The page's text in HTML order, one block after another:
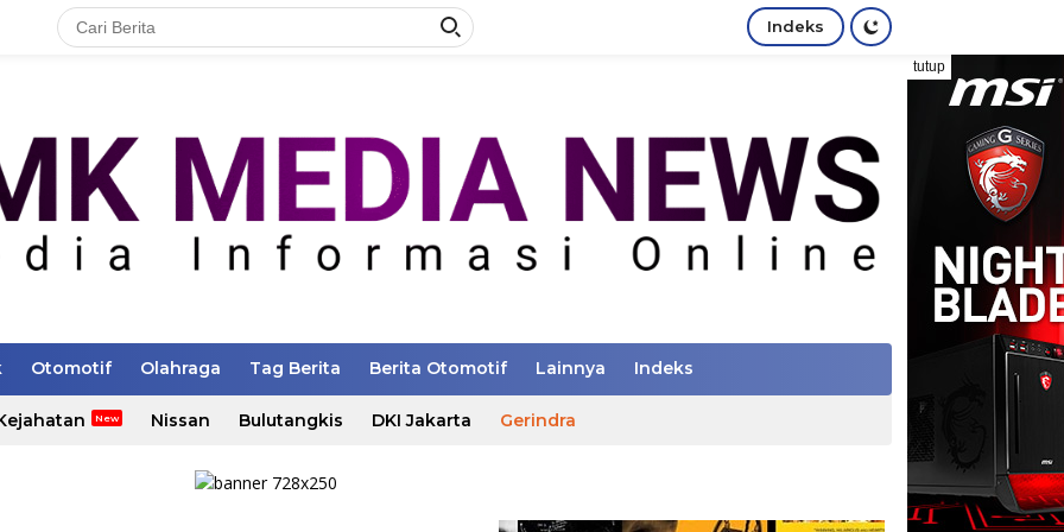
Indeks
tutup
Otomotif Olahraga Tag Berita Berita Otomotif Lainnya Indeks
Nissan Bulutangkis DKI Jakarta Gerindra